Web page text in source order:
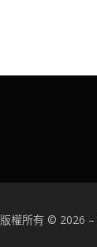
權所有 © 2026 –